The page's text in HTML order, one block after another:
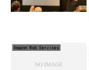
Amazon Web Services